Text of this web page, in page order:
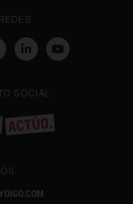
SOCIAL